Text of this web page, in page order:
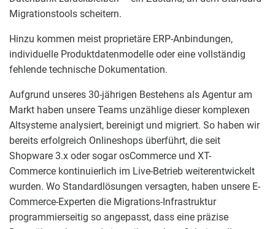
Migrationstools scheitern.
Hinzu kommen meist proprietäre ERP-Anbindungen,
individuelle Produktdatenmodelle oder eine vollständig
fehlende technische Dokumentation.
Aufgrund unseres 30-jährigen Bestehens als Agentur am
Markt haben unsere Teams unzählige dieser komplexen
Altsysteme analysiert, bereinigt und migriert. So haben wir
bereits erfolgreich Onlineshops überführt, die seit
Shopware 3.x oder sogar osCommerce und XT-
Commerce kontinuierlich im Live-Betrieb weiterentwickelt
wurden. Wo Standardlösungen versagten, haben unsere E-
Commerce-Experten die Migrations-Infrastruktur
programmierseitig so angepasst, dass eine präzise